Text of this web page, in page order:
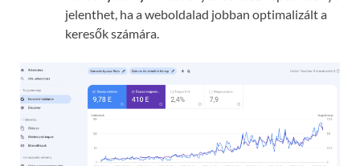
jelenthet, ha a weboldalad jobban optimalizált a
keresők számára.